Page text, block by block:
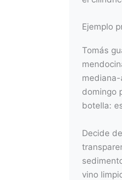
Ejemplo
Tomás
domingo
botella:
Decide
vino